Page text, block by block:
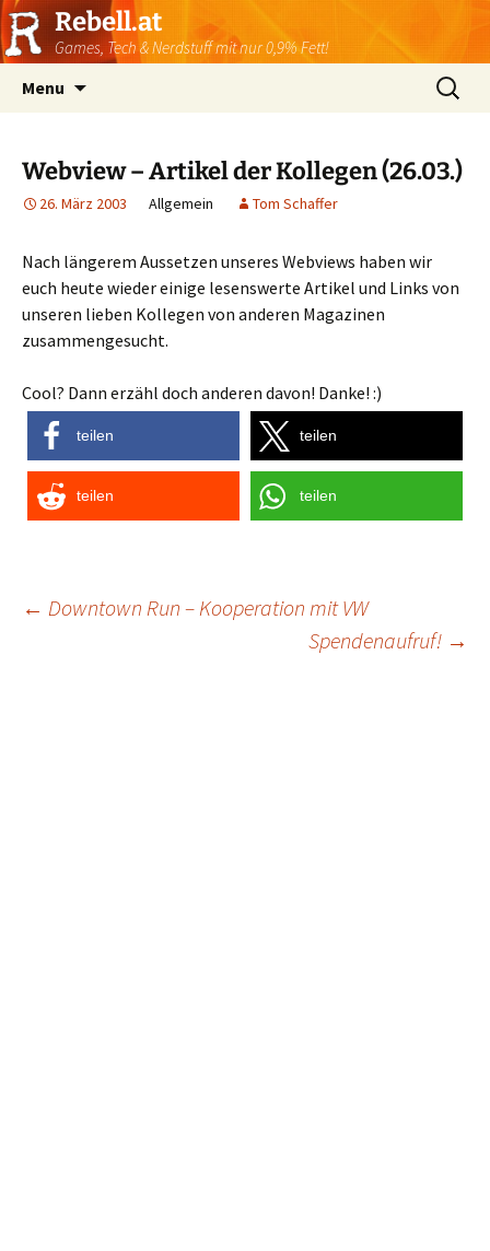
Rebell.at
Games, Tech & Nerdstuff mit nur 0,9% Fett!
Menu
Suchen
nach:
Webview – Artikel der Kollegen (26.03.)
26. März 2003 Allgemein Tom Schaffer
Nach längerem Aussetzen unseres Webviews haben wir
euch heute wieder einige lesenswerte Artikel und Links von
unseren lieben Kollegen von anderen Magazinen
zusammengesucht.
Cool? Dann erzähl doch anderen davon! Danke! :)
teilen teilen
teilen teilen
Post
← Downtown Run – Kooperation mit VW
Spendenaufruf! →